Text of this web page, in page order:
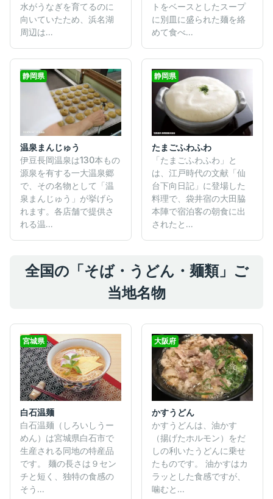
水がうなぎを育てるのに
向いていたため、浜名湖
周辺は...
トをベースとしたスープ
に別皿に盛られた麺を絡
めて食べ...
静岡県
温泉まんじゅう
伊豆長岡温泉は130本もの
源泉を有する一大温泉郷
で、その名物として「温
泉まんじゅう」が挙げら
れます。各店舗で提供さ
れる温...
静岡県
たまごふわふわ
「たまごふわふわ」と
は、江戸時代の文献「仙
台下向日記」に登場した
料理で、袋井宿の大田脇
本陣で宿泊客の朝食に出
されたと...
全国の「そば・うどん・麺類」ご
当地名物
宮城県
白石温麺
白石温麺（しろいしうー
めん）は宮城県白石市で
生産される同地の特産品
です。 麺の長さは９セン
チと短く、独特の食感の
そう...
大阪府
かすうどん
かすうどんは、油かす
（揚げたホルモン）をだ
しの利いたうどんに乗せ
たものです。 油かすはカ
ラッとした食感ですが、
噛むと...